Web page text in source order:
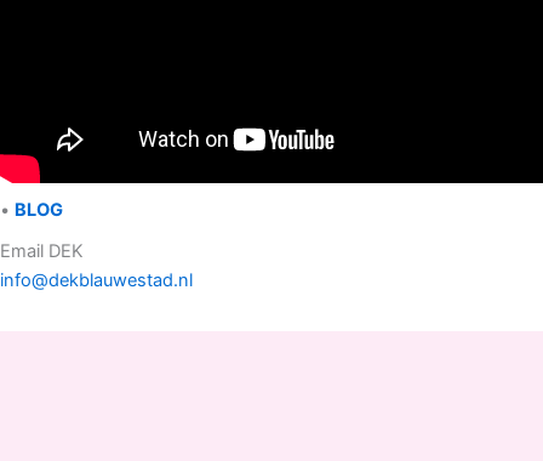
• BLOG
Email DEK
info@dekblauwestad.nl